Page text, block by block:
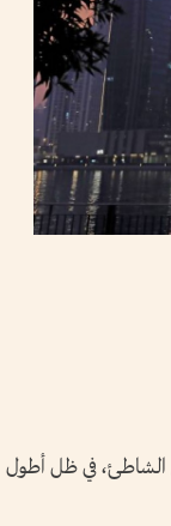
الشاطئ، في ظل أطول